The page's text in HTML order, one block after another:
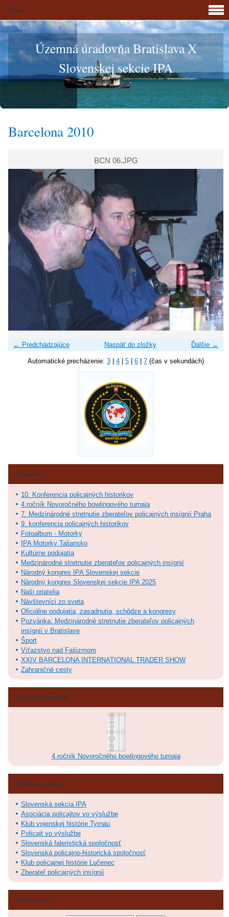
Územná úradovňa Bratislava X
Slovenskej sekcie IPA
Barcelona 2010
BCN 06.JPG
← Predchádzajúce Ďalšie →
Naspäť do zložky
Automatické precházenie: 3 4 5 6 7 (čas v sekundách)
Menu
Fotoalbum
10. Konferencia policajných historikov
4.ročník Novoročného bowlingového turnaja
7. Medzinárodné stretnutie zberateľov policajných insígnií Praha
9. konferencia policajných historikov
Fotoalbum - Motorky
IPA Motorky Taliansko
Kultúrne podujatia
Medzinárodné stretnutie zberateľov policajných insígnií
Národný kongres IPA Slovenskej sekcie
Národný kongres Slovenskej sekcie IPA 2025
Naši priatelia
Návštevníci zo sveta
Oficiálne podujatia, zasadnutia, schôdze a kongresy
Pozvánka: Medzinárodné stretnutie zberateľov policajných
insígnií v Bratislave
Šport
Víťazstvo nad Fašizmom
XXIV BARCELONA INTERNATIONAL TRADER SHOW
Zahraničné cesty
Posledné fotografie
4.ročník Novoročného bowlingového turnaja
Obľúbené odkazy
Slovenská sekcia IPA
Asociácia policajtov vo výslužbe
Klub vojenskej histórie Tyrnau
Policajt vo výslužbe
Slovenská faleristická spoločnosť
Slovenská policajno-historická spoločnosť
Klub policajnej histórie Lučenec
Zberateľ policajných insígnií
Vyhľadávanie